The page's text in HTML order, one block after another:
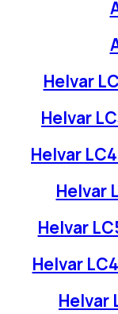
Helvar
Helvar
Helvar
Helvar
Helvar
Helvar
Helvar